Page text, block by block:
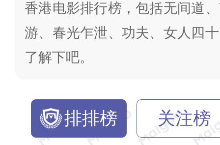
香港电影排行榜，包括无间道
游、春光乍泄、功夫、女人四
了解下吧。
排排榜 关注榜